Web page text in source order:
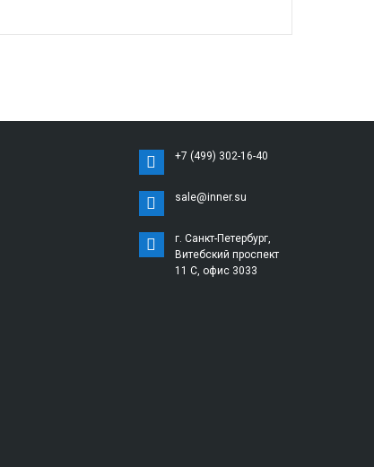
+7 (499) 302-16-40
sale@inner.su
г. Санкт-Петербург,
Витебский проспект
11 С, офис 3033